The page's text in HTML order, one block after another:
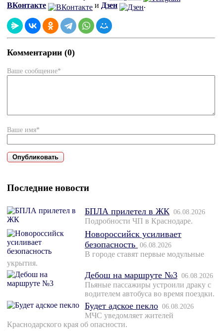
ВКонтакте
и Дзен .
Комментарии (0)
Ваше сообщение*
Ваше имя*
Последние новости
БПЛА прилетел в ЖК 06.08.2026
Подробности ЧП в Краснодаре.
Новороссийск усиливает
безопасность 06.08.2026
В городе ставят первые модульные
укрытия.
Дебош на маршруте №3 06.08.2026
Пьяные пассажиры устроили драку с
водителем автобуса во время поездки.
Будет адское пекло 06.08.2026
МЧС уведомляет жителей
Краснодарского края об опасности.